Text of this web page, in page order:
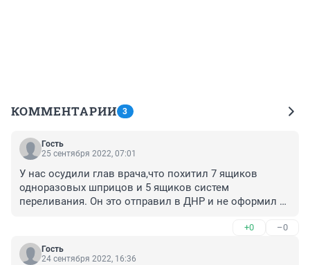
КОММЕНТАРИИ 3
Гость
25 сентября 2022, 07:01
У нас осудили глав врача,что похитил 7 ящиков
одноразовых шприцов и 5 ящиков систем
переливания. Он это отправил в ДНР и не оформил
списаниям, решил отдача туда. Но увы. Дали 3 года
условки и возместить должен 2 млн р. ущерба с
работы выкинули. Сейчас на ПМЖ в Германию
+0 –0
Гость
24 сентября 2022, 16:36